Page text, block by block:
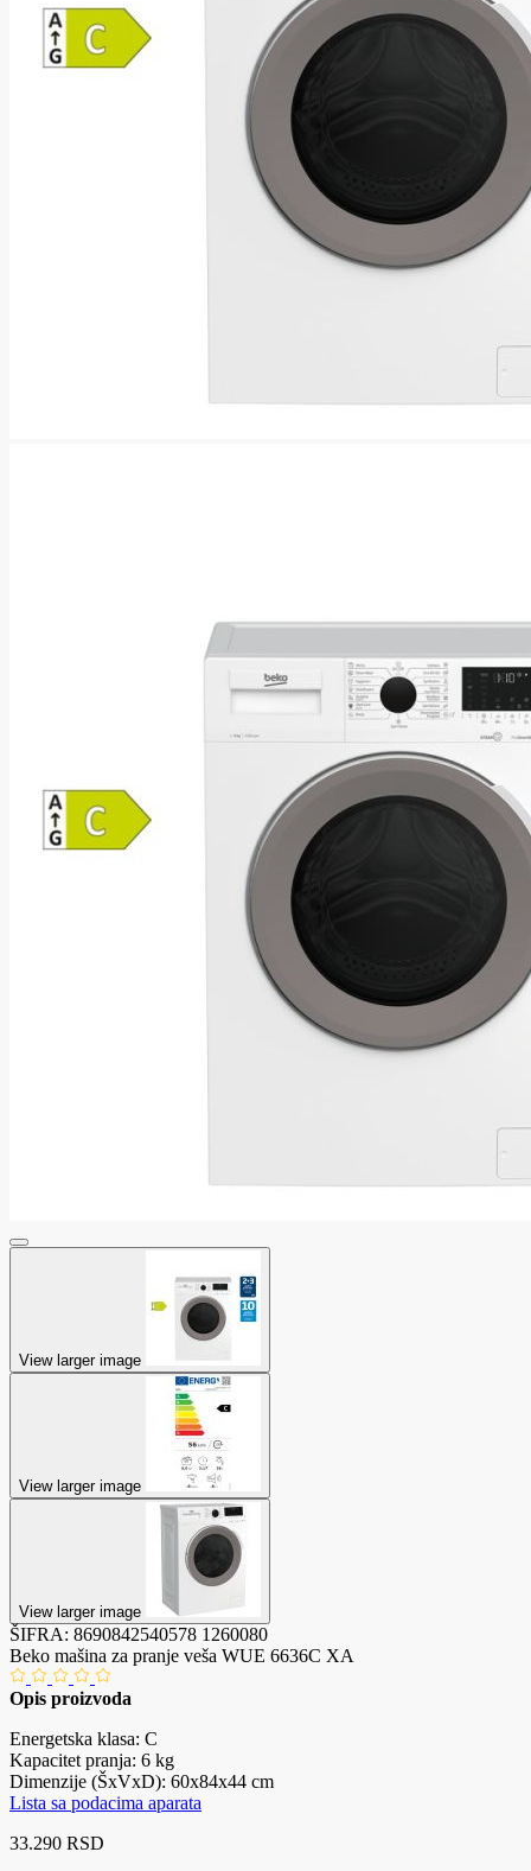
View larger image
View larger image
View larger image
ŠIFRA: 8690842540578 1260080
Beko mašina za pranje veša WUE 6636C XA
Opis proizvoda
Energetska klasa: C
Kapacitet pranja: 6 kg
Dimenzije (ŠxVxD): 60x84x44 cm
Lista sa podacima aparata
33.290 RSD